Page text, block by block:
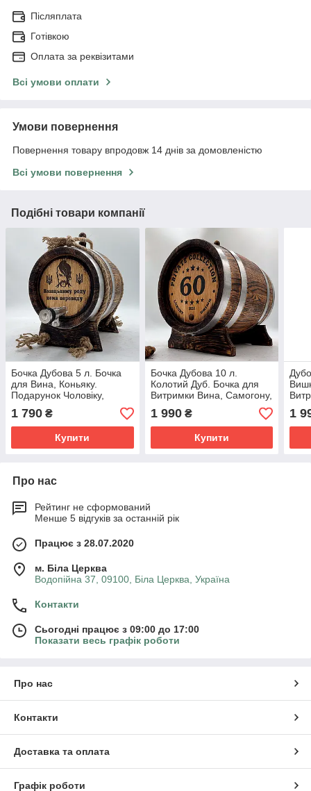
Післяплата
Готівкою
Оплата за реквізитами
Всі умови оплати
Умови повернення
Повернення товару впродовж 14 днів за домовленістю
Всі умови повернення
Подібні товари компанії
Бочка Дубова 5 л. Бочка
для Вина, Коньяку.
Подарунок Чоловіку,
Персональне Гравіювання
1 790 ₴
Купити
Бочка Дубова 10 л.
Колотий Дуб. Бочка для
Витримки Вина, Самогону,
Гравіювання, Подарунок
Батькові
1 990₴
Купити
1
Про нас
Рейтинг не сформований
Менше 5 відгуків за останній рік
Працює з 28.07.2020
м. Біла Церква
Водопійна 37, 09100, Біла Церква, Україна
Контакти
Сьогодні працює з 09:00 до 17:00
Показати весь графік роботи
Про нас
Контакти
Доставка та оплата
Графік роботи